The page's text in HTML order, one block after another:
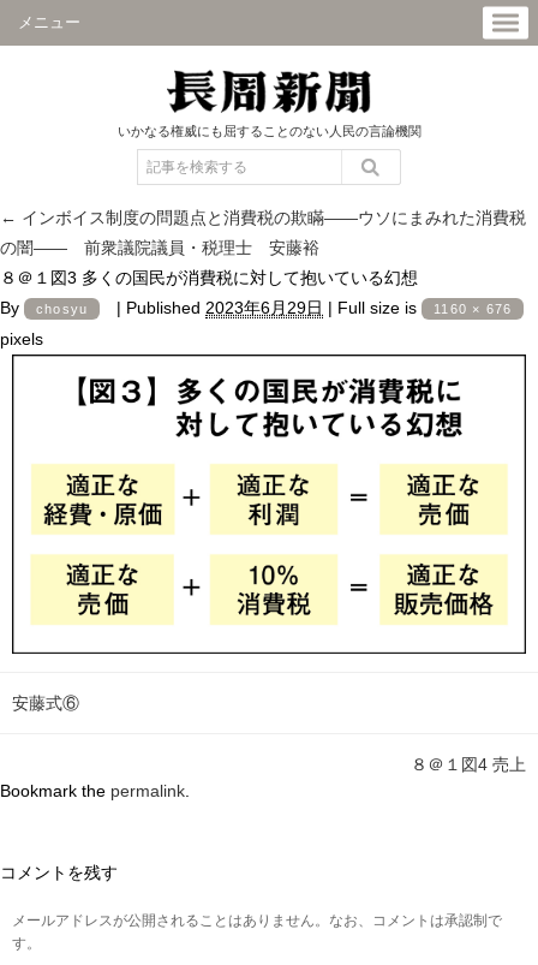
メニュー
いかなる権威にも屈することのない人民の言論機関
← インボイス制度の問題点と消費税の欺瞞――ウソにまみれた消費税
の闇―― 前衆議院議員・税理士 安藤裕
８＠１図3 多くの国民が消費税に対して抱いている幻想
By
chosyu | Published 2023年6月29日 | Full size is 1160 × 676
pixels
安藤式⑥
８＠１図4 売上
Bookmark the permalink
コメントを残す
メールアドレスが公開されることはありません。なお、コメントは承認制で
す。